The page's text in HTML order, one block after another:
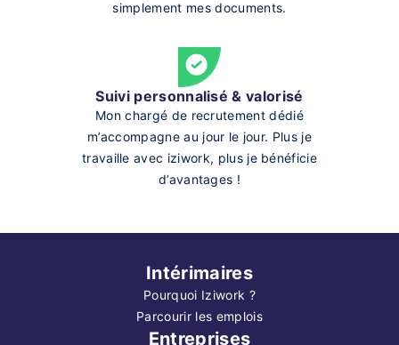
simplement mes documents.
Suivi personnalisé & valorisé
Mon chargé de recrutement dédié
m’accompagne au jour le jour. Plus je
travaille avec iziwork, plus je bénéficie
d’avantages !
Intérimaires
Pourquoi Iziwork ?
Parcourir les emplois
Entreprises